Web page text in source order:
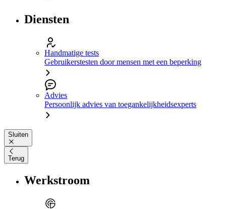
Diensten
Handmatige tests
Gebruikerstesten door mensen met een beperking
Advies
Persoonlijk advies van toegankelijkheidsexperts
Sluiten
Terug
Werkstroom